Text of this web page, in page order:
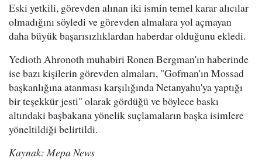
Eski yetkili, görevden alınan iki ismin temel karar alıcılar
olmadığını söyledi ve görevden almalara yol açmayan
daha büyük başarısızlıklardan haberdar olduğunu ekledi.
Yedioth Ahronoth muhabiri Ronen Bergman'ın haberinde
ise bazı kişilerin görevden almaları, "Gofman'ın Mossad
başkanlığına atanması karşılığında Netanyahu'ya yaptığı
bir teşekkür jesti" olarak gördüğü ve böylece baskı
altındaki başbakana yönelik suçlamaların başka isimlere
yöneltildiği belirtildi.
Kaynak: Mepa News